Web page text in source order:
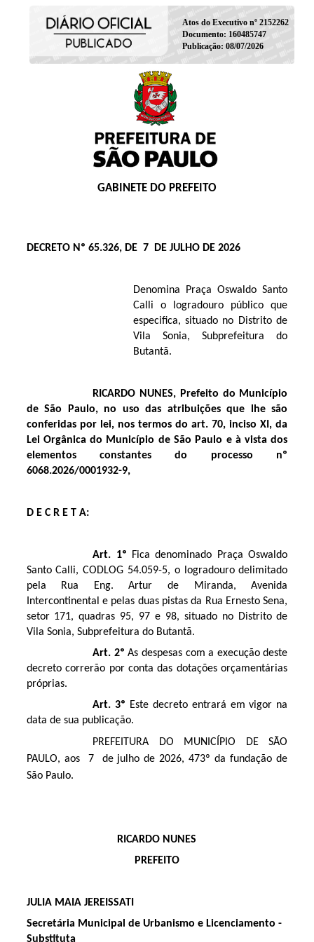
Atos do Executivo nº 2152262
Documento: 160485747
Publicação: 08/07/2026
GABINETE DO PREFEITO
DECRETO Nº 65.326, DE 7 DE JULHO DE 2026
Denomina Praça Oswaldo Santo
Calli o logradouro público que
especifica, situado no Distrito de
Vila Sonia, Subprefeitura do
Butantã.
RICARDO NUNES, Prefeito do Município
de São Paulo, no uso das atribuições que lhe são
conferidas por lei, nos termos do art. 70, inciso XI, da
Lei Orgânica do Município de São Paulo e à vista dos
elementos constantes do processo nº
6068.2026/0001932-9,
D E C R E T A:
Art. 1º Fica denominado Praça Oswaldo
Santo Calli, CODLOG 54.059-5, o logradouro delimitado
pela Rua Eng. Artur de Miranda, Avenida
Intercontinental e pelas duas pistas da Rua Ernesto Sena,
setor 171, quadras 95, 97 e 98, situado no Distrito de
Vila Sonia, Subprefeitura do Butantã.
Art. 2º As despesas com a execução deste
decreto correrão por conta das dotações orçamentárias
próprias.
Art. 3º Este decreto entrará em vigor na
data de sua publicação.
PREFEITURA DO MUNICÍPIO DE SÃO
PAULO, aos 7 de julho de 2026, 473º da fundação de
São Paulo.
RICARDO NUNES
PREFEITO
JULIA MAIA JEREISSATI
Secretária Municipal de Urbanismo e Licenciamento -
Substituta